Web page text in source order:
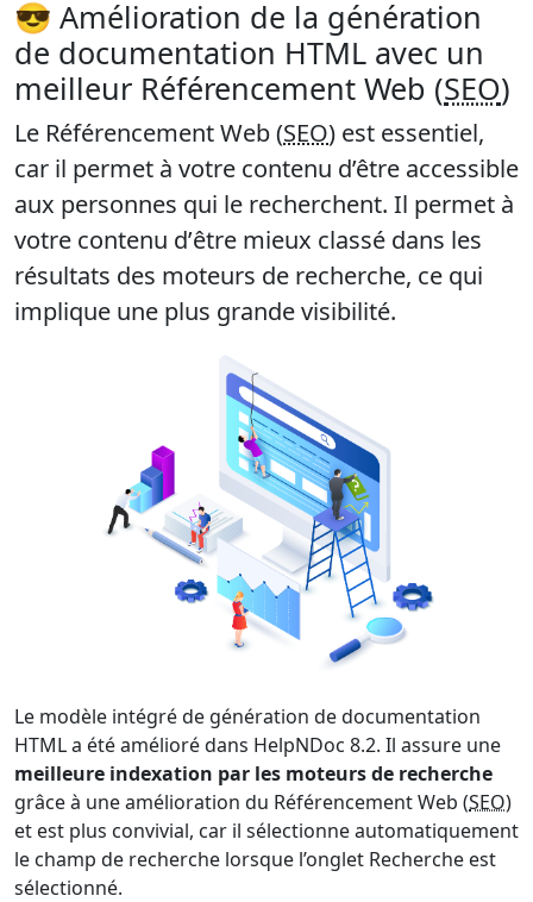
😎 Amélioration de la génération
de documentation HTML avec un
meilleur Référencement Web (SEO)
Le Référencement Web (SEO) est essentiel,
car il permet à votre contenu d’être accessible
aux personnes qui le recherchent. Il permet à
votre contenu d’être mieux classé dans les
résultats des moteurs de recherche, ce qui
implique une plus grande visibilité.
Le modèle intégré de génération de documentation
HTML a été amélioré dans HelpNDoc 8.2. Il assure une
meilleure indexation par les moteurs de recherche
grâce à une amélioration du Référencement Web (SEO)
et est plus convivial, car il sélectionne automatiquement
le champ de recherche lorsque l’onglet Recherche est
sélectionné.